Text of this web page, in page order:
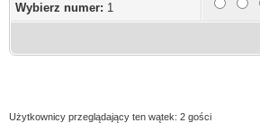
Wybierz numer: 1
Użytkownicy przeglądający ten wątek: 2 gości